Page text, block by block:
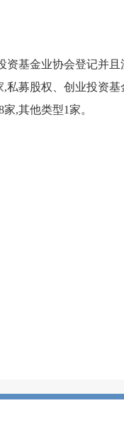
资基金业协会登记并
,私募股权、创业投资基
家,其他类型1家。